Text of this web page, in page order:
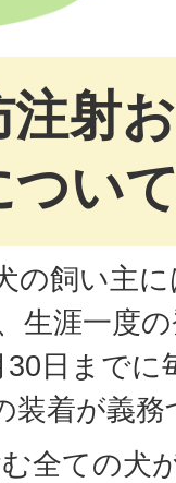
射
つい
の飼い主
生涯一度
日までに
装着が義
全ての犬